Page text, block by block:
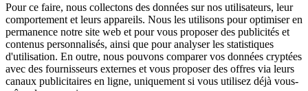
Pour ce faire, nous collectons des données sur nos utilisateurs, leur
comportement et leurs appareils. Nous les utilisons pour optimiser en
permanence notre site web et pour vous proposer des publicités et
contenus personnalisés, ainsi que pour analyser les statistiques
d'utilisation. En outre, nous pouvons comparer vos données cryptées
avec des fournisseurs externes et vous proposer des offres via leurs
canaux publicitaires en ligne, uniquement si vous utilisez déjà vous-